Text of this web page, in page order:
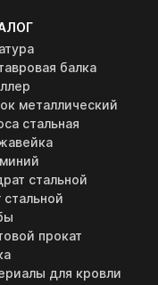
балка
металлический
стальная
стальной
стальной
прокат
для кровли